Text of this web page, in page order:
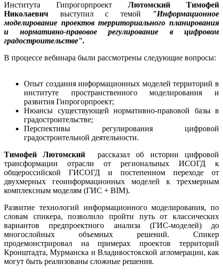
Института Гипрогорпроект Лютомский Тимофей
Николаевич выступил с темой
"Информационное
моделирование проектов территориального планирования
и нормативно-правовое регулирование в цифровом
градостроительстве".
В процессе вебинара были рассмотрены следующие вопросы:
Опыт создания информационных моделей территорий в
институте пространственного моделирования и
развития Гипрогорпроект;
Нюансы существующей нормативно-правовой базы в
градостроительстве;
Перспективы регулирования цифровой
градостроительной деятельности.
Тимофей Лютомский рассказал об истории цифровой
трансформации отрасли от региональных ИСОГД к
общероссийской ГИСОГД и постепенном переходе от
двухмерных геоинформационных моделей к трехмерным
комплексным моделям (ГИС + BIM).
Развитие технологий информационного моделирования, по
словам спикера, позволило пройти путь от классических
вариантов предпроектного анализа (ГИС-моделей) до
многослойных объемных решений. Спикер
продемонстрировал на примерах проектов территорий
Кронштадта, Мурманска и Владивостокской агломерации, как
могут быть реализованы сложные решения.